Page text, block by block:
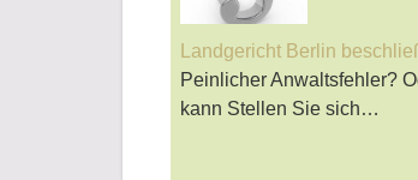
Landgericht Berlin
Peinlicher Anwaltsfehler?
kann Stellen Sie sich…